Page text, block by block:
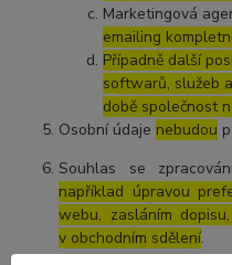
Marketingová
emailing
Případně další
softwarů, služeb
době společnost
Osobní údaje nebudou
Souhlas se
například úpravou
webu, zasláním
v obchodním sdělení.